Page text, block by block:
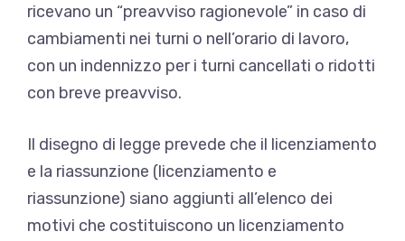
ricevano un “preavviso ragionevole” in caso di
cambiamenti nei turni o nell’orario di lavoro,
con un indennizzo per i turni cancellati o ridotti
con breve preavviso.
Il disegno di legge prevede che il licenziamento
e la riassunzione (licenziamento e
riassunzione) siano aggiunti all’elenco dei
motivi che costituiscono un licenziamento